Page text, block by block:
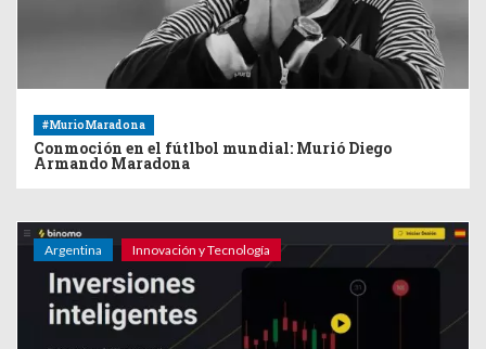
#MurioMaradona
Conmoción en el fútlbol mundial: Murió Diego
Armando Maradona
Argentina Innovación y Tecnología